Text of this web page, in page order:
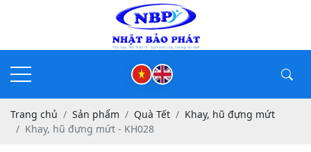
Trang chủ Sản phẩm Quà Tết
Khay, hũ đựng mứt
Khay, hũ đựng mứt - KH028